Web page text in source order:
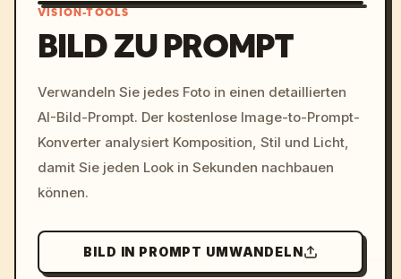
c, cyberpunk sunset, neon
colors, 8k --v 6.0
VISION-TOOLS
BILD ZU PROMPT
Verwandeln Sie jedes Foto in einen detaillierten
AI-Bild-Prompt. Der kostenlose Image-to-Prompt-
Konverter analysiert Komposition, Stil und Licht,
damit Sie jeden Look in Sekunden nachbauen
können.
BILD IN PROMPT UMWANDELN